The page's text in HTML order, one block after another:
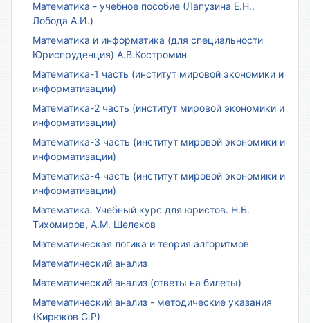
Математика - учебное пособие (Лапузина Е.Н.,
Лобода А.И.)
Математика и информатика (для специальности
Юриспруденция) А.В.Костромин
Математика-1 часть (институт мировой экономики и
информатизации)
Математика-2 часть (институт мировой экономики и
информатизации)
Математика-3 часть (институт мировой экономики и
информатизации)
Математика-4 часть (институт мировой экономики и
информатизации)
Математика. Учебный курс для юристов. Н.Б.
Тихомиров, А.М. Шелехов
Математическая логика и теория алгоритмов
Математический анализ
Математический анализ (ответы на билеты)
Математический анализ - методические указания
(Кирюков С.Р)